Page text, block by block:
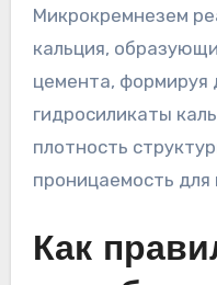
Микрокремнезем
кальция,
цемента, формируя
гидросиликаты
плотность
проницаемость для
Как